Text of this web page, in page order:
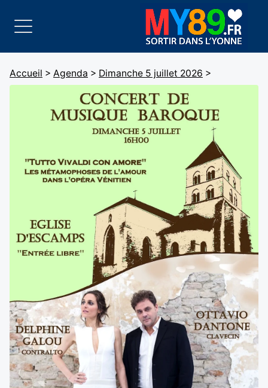
Accueil > Agenda > Dimanche 5 juillet 2026 >